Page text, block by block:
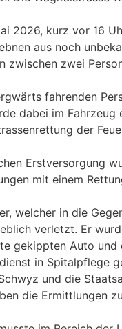
2026, kurz vor 16
aus noch
zwischen zwei
fahrenden
dabei im Fahrzeug
der
Erstversorgung
mit einem
welcher in die
verletzt. Er
gekippten Auto und
in Spitalpflege
und die
die Ermittlungen